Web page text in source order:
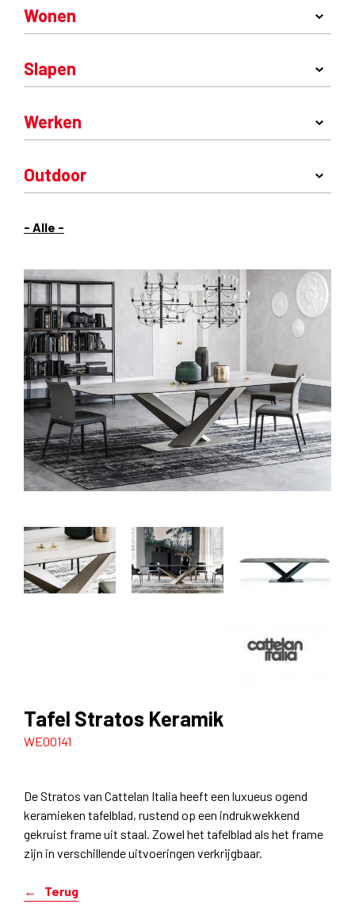
- Alle -
Wonen
Slapen
Werken
Outdoor
Tafel Stratos Keramik
WE00141
De Stratos van Cattelan Italia heeft een luxueus ogend
keramieken tafelblad, rustend op een indrukwekkend
gekruist frame uit staal. Zowel het tafelblad als het frame
zijn in verschillende uitvoeringen verkrijgbaar.
Terug